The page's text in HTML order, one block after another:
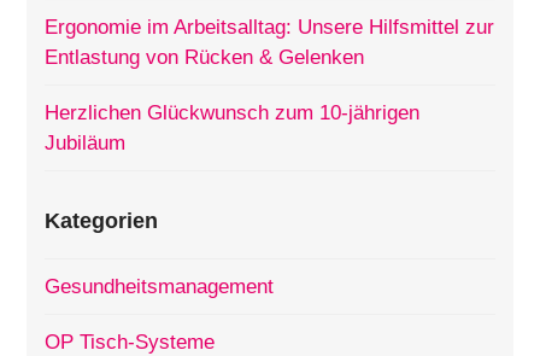
Ergonomie im Arbeitsalltag: Unsere Hilfsmittel zur
Entlastung von Rücken & Gelenken
Herzlichen Glückwunsch zum 10-jährigen
Jubiläum
Kategorien
Gesundheitsmanagement
OP Tisch-Systeme